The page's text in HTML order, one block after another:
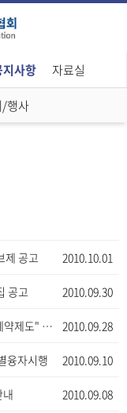
사항 자료실
/행사
2010.10.01
제 공고
2010.09.30
공고
2010.09.28
도" 안내
2010.09.10
융자시행
2010.09.08